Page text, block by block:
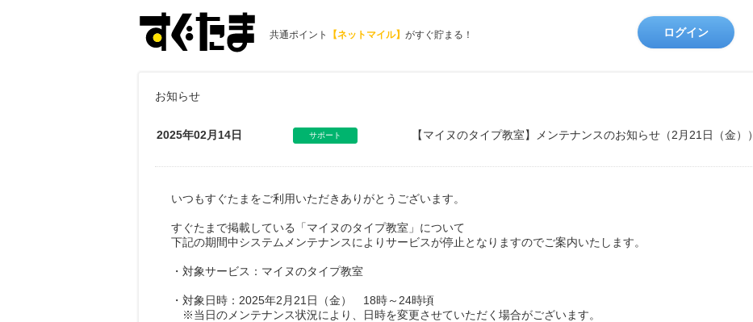
共通ポイント 【ネットマイル】 がすぐ貯まる！ ログイン
お知らせ
2025年02月14日 サポート 【マイヌのタイプ教室】メンテナンスのお知らせ（2月21日（金））
いつもすぐたまをご利用いただきありがとうございます。
すぐたまで掲載している「マイヌのタイプ教室」について
下記の期間中システムメンテナンスによりサービスが停止となりますのでご案内いたします。
・対象サービス：マイヌのタイプ教室
・対象日時：2025年2月21日（金） 18時～24時頃
※当日のメンテナンス状況により、日時を変更させていただく場合がございます。